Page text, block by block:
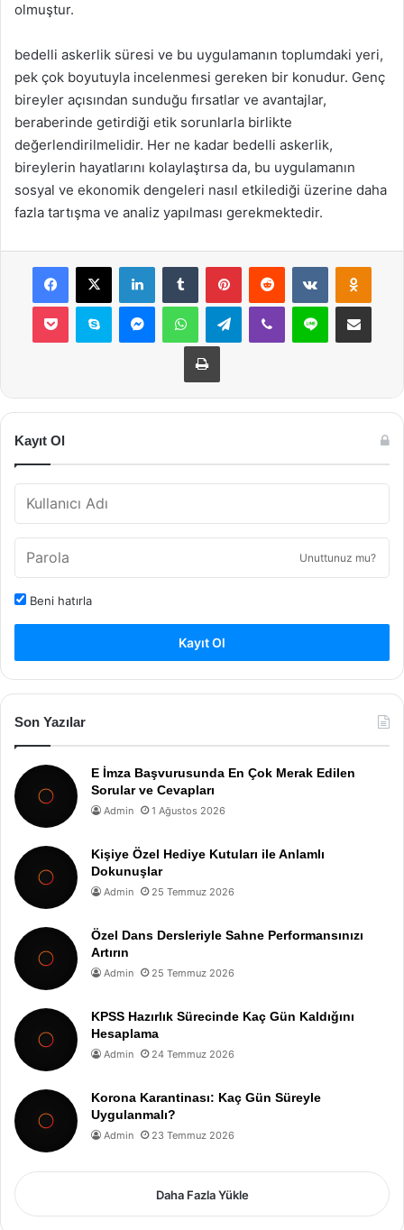
olmuştur.
bedelli askerlik süresi ve bu uygulamanın toplumdaki yeri,
pek çok boyutuyla incelenmesi gereken bir konudur. Genç
bireyler açısından sunduğu fırsatlar ve avantajlar,
beraberinde getirdiği etik sorunlarla birlikte
değerlendirilmelidir. Her ne kadar bedelli askerlik,
bireylerin hayatlarını kolaylaştırsa da, bu uygulamanın
sosyal ve ekonomik dengeleri nasıl etkilediği üzerine daha
fazla tartışma ve analiz yapılması gerekmektedir.
Facebook
X LinkedInTumblr PinterestReddit VKontakte
Pocket Skype MessengerWhatsAppTelegramViber Line E-Posta ile
Yazdır
Kayıt Ol
Unuttunuz mu?
Beni hatırla
Kayıt Ol
Son Yazılar
E İmza Başvurusunda En Çok Merak Edilen
Sorular ve Cevapları
Admin 1 Ağustos 2026
Kişiye Özel Hediye Kutuları ile Anlamlı
Dokunuşlar
Admin 25 Temmuz 2026
Özel Dans Dersleriyle Sahne Performansınızı
Artırın
Admin 25 Temmuz 2026
KPSS Hazırlık Sürecinde Kaç Gün Kaldığını
Hesaplama
Admin 24 Temmuz 2026
Korona Karantinası: Kaç Gün Süreyle
Uygulanmalı?
Admin 23 Temmuz 2026
Daha Fazla Yükle